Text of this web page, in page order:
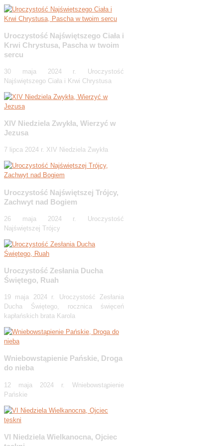
Uroczystość Najświętszego Ciała i
Krwi Chrystusa, Pascha w twoim
sercu
30 maja 2024 r. Uroczystość
Najświętszego Ciała i Krwi Chrystusa
XIV Niedziela Zwykła, Wierzyć w
Jezusa
7 lipca 2024 r. XIV Niedziela Zwykła
Uroczystość Najświętszej Trójcy,
Zachwyt nad Bogiem
26 maja 2024 r. Uroczystość
Najświętszej Trójcy
Uroczystość Zesłania Ducha
Świętego, Ruah
19 maja 2024 r. Uroczystość Zesłania
Ducha Świętego, rocznica święceń
kapłańskich brata Karola
Wniebowstąpienie Pańskie, Droga
do nieba
12 maja 2024 r. Wniebowstąpienie
Pańskie
VI Niedziela Wielkanocna, Ojciec